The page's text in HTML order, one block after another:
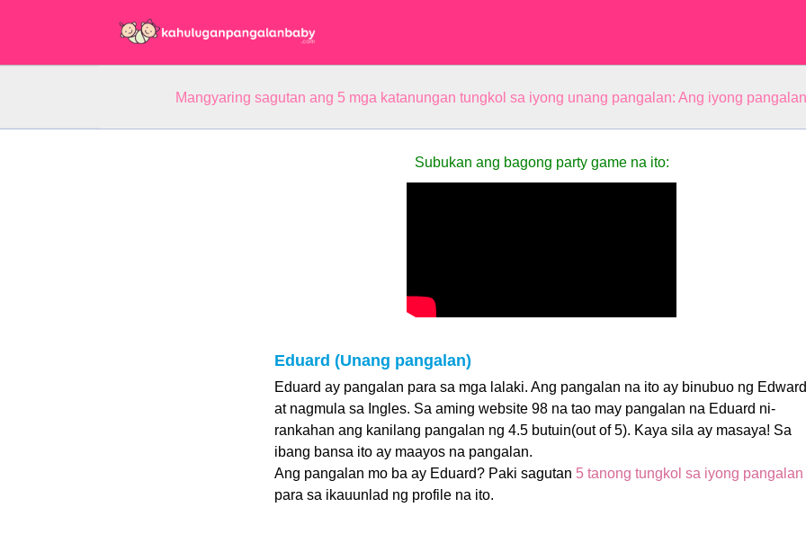
Mangyaring sagutan ang 5 mga katanungan tungkol sa iyong unang pangalan: Ang iyong
Subukan ang bagong party game na ito:
Eduard (Unang pangalan)
Eduard ay pangalan para sa mga lalaki. Ang pangalan na ito ay binubuo ng Edward
at nagmula sa Ingles. Sa aming website 98 na tao may pangalan na Eduard ni-
rankahan ang kanilang pangalan ng 4.5 butuin(out of 5). Kaya sila ay masaya! Sa
ibang bansa ito ay maayos na pangalan.
Ang pangalan mo ba ay Eduard? Paki sagutan 5 tanong tungkol sa iyong pangalan
para sa ikauunlad ng profile na ito.